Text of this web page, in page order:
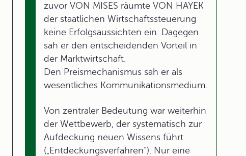
zuvor VON MISES räumte VON HAYEK
der staatlichen Wirtschaftssteuerung
keine Erfolgsaussichten ein. Dagegen
sah er den entscheidenden Vorteil in
der Marktwirtschaft.
Den Preismechanismus sah er als
wesentliches Kommunikationsmedium.
Von zentraler Bedeutung war weiterhin
der Wettbewerb, der systematisch zur
Aufdeckung neuen Wissens führt
(„Entdeckungsverfahren“). Nur eine